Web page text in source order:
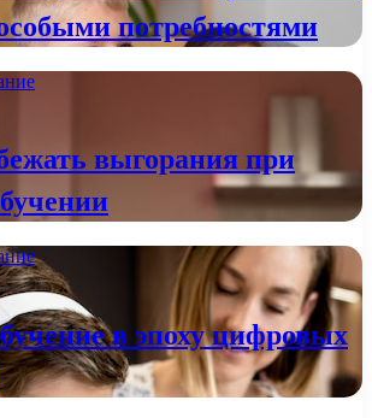
потребностями
выгорания при
в эпоху цифровых